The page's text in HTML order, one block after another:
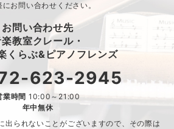
にお問い合わせください。
お問い合わせ先
教室クレール・
くらぶ&ピアノフレンズ
623-2945
業時間 10:00～21:00
年中無休
られないことがございますので、 その際は